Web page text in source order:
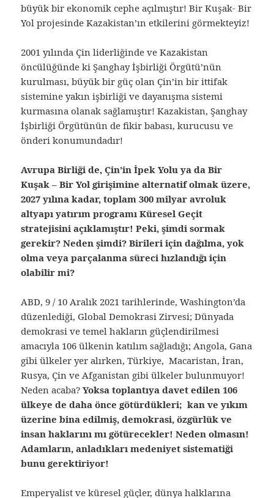
büyük bir ekonomik cephe açılmıştır! Bir Kuşak- Bir
Yol projesinde Kazakistan’ın etkilerini görmekteyiz!
2001 yılında Çin liderliğinde ve Kazakistan
öncülüğünde ki Şanghay İşbirliği Örgütü’nün
kurulması, büyük bir güç olan Çin’in bir ittifak
sistemine yakın işbirliği ve dayanışma sistemi
kurmasına olanak sağlamıştır! Kazakistan, Şanghay
İşbirliği Örgütünün de fikir babası, kurucusu ve
önderi konumundadır!
Avrupa Birliği de, Çin’in İpek Yolu ya da Bir
Kuşak – Bir Yol girişimine alternatif olmak üzere,
2027 yılına kadar, toplam 300 milyar avroluk
altyapı yatırım programı Küresel Geçit
stratejisini açıklamıştır! Peki, şimdi sormak
gerekir? Neden şimdi? Birileri için dağılma, yok
olma veya parçalanma süreci hızlandığı için
olabilir mi?
ABD, 9 / 10 Aralık 2021 tarihlerinde, Washington’da
düzenlediği, Global Demokrasi Zirvesi; Dünyada
demokrasi ve temel hakların güçlendirilmesi
amacıyla 106 ülkenin katılım sağladığı; Angola, Gana
gibi ülkeler yer alırken, Türkiye, Macaristan, İran,
Rusya, Çin ve Afganistan gibi ülkeler bulunmuyor!
Neden acaba?Yoksa toplantıya davet edilen 106
ülkeye de daha önce götürdükleri; kan ve yıkım
üzerine bina edilmiş, demokrasi, özgürlük ve
insan haklarını mı götürecekler! Neden olmasın!
Adamların, anladıkları medeniyet sistematiği
bunu gerektiriyor!
Emperyalist ve küresel güçler, dünya halklarına